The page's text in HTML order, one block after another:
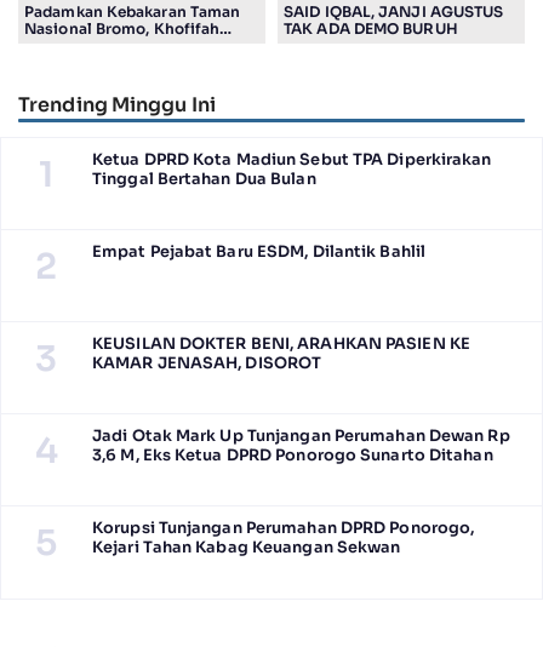
Padamkan Kebakaran Taman
Nasional Bromo, Khofifah
SAID IQBAL, JANJI AGUSTUS
TAK ADA DEMO BURUH
Trending Minggu Ini
1
Ketua DPRD Kota Madiun Sebut TPA Diperkirakan
Tinggal Bertahan Dua Bulan
2 Empat Pejabat Baru ESDM, Dilantik Bahlil
3
KEUSILAN DOKTER BENI, ARAHKAN PASIEN KE
KAMAR JENASAH, DISOROT
4
Jadi Otak Mark Up Tunjangan Perumahan Dewan Rp
3,6 M, Eks Ketua DPRD Ponorogo Sunarto Ditahan
5
Korupsi Tunjangan Perumahan DPRD Ponorogo,
Kejari Tahan Kabag Keuangan Sekwan